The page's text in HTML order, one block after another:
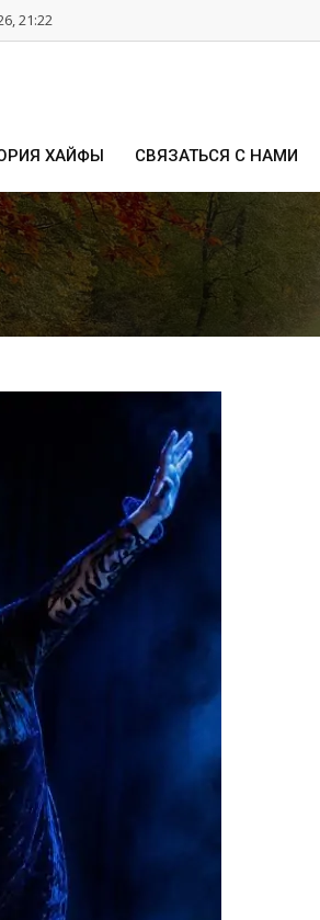
21:22
ХАЙФЫ СВЯЗАТЬСЯ С НАМИ